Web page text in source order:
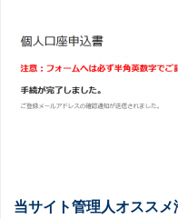
当サイト管理人オススメ